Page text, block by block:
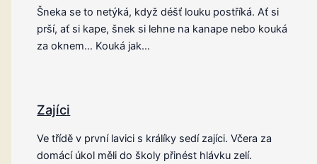
Šneka se to netýká, když déšť louku postříká. Ať si
prší, ať si kape, šnek si lehne na kanape nebo kouká
za oknem… Kouká jak…
Zajíci
Ve třídě v první lavici s králíky sedí zajíci. Včera za
domácí úkol měli do školy přinést hlávku zelí.